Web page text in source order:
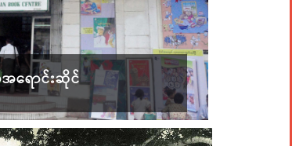
ရောင်းဆိုင်